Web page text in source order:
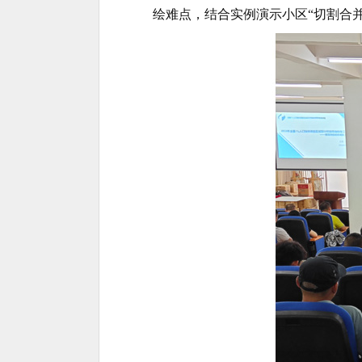
绘难点，结合实例演示小区“切割合